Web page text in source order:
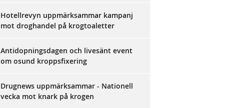
Hotellrevyn uppmärksammar kampanj
mot droghandel på krogtoaletter
Antidopningsdagen och livesänt event
om osund kroppsfixering
Drugnews uppmärksammar - Nationell
vecka mot knark på krogen